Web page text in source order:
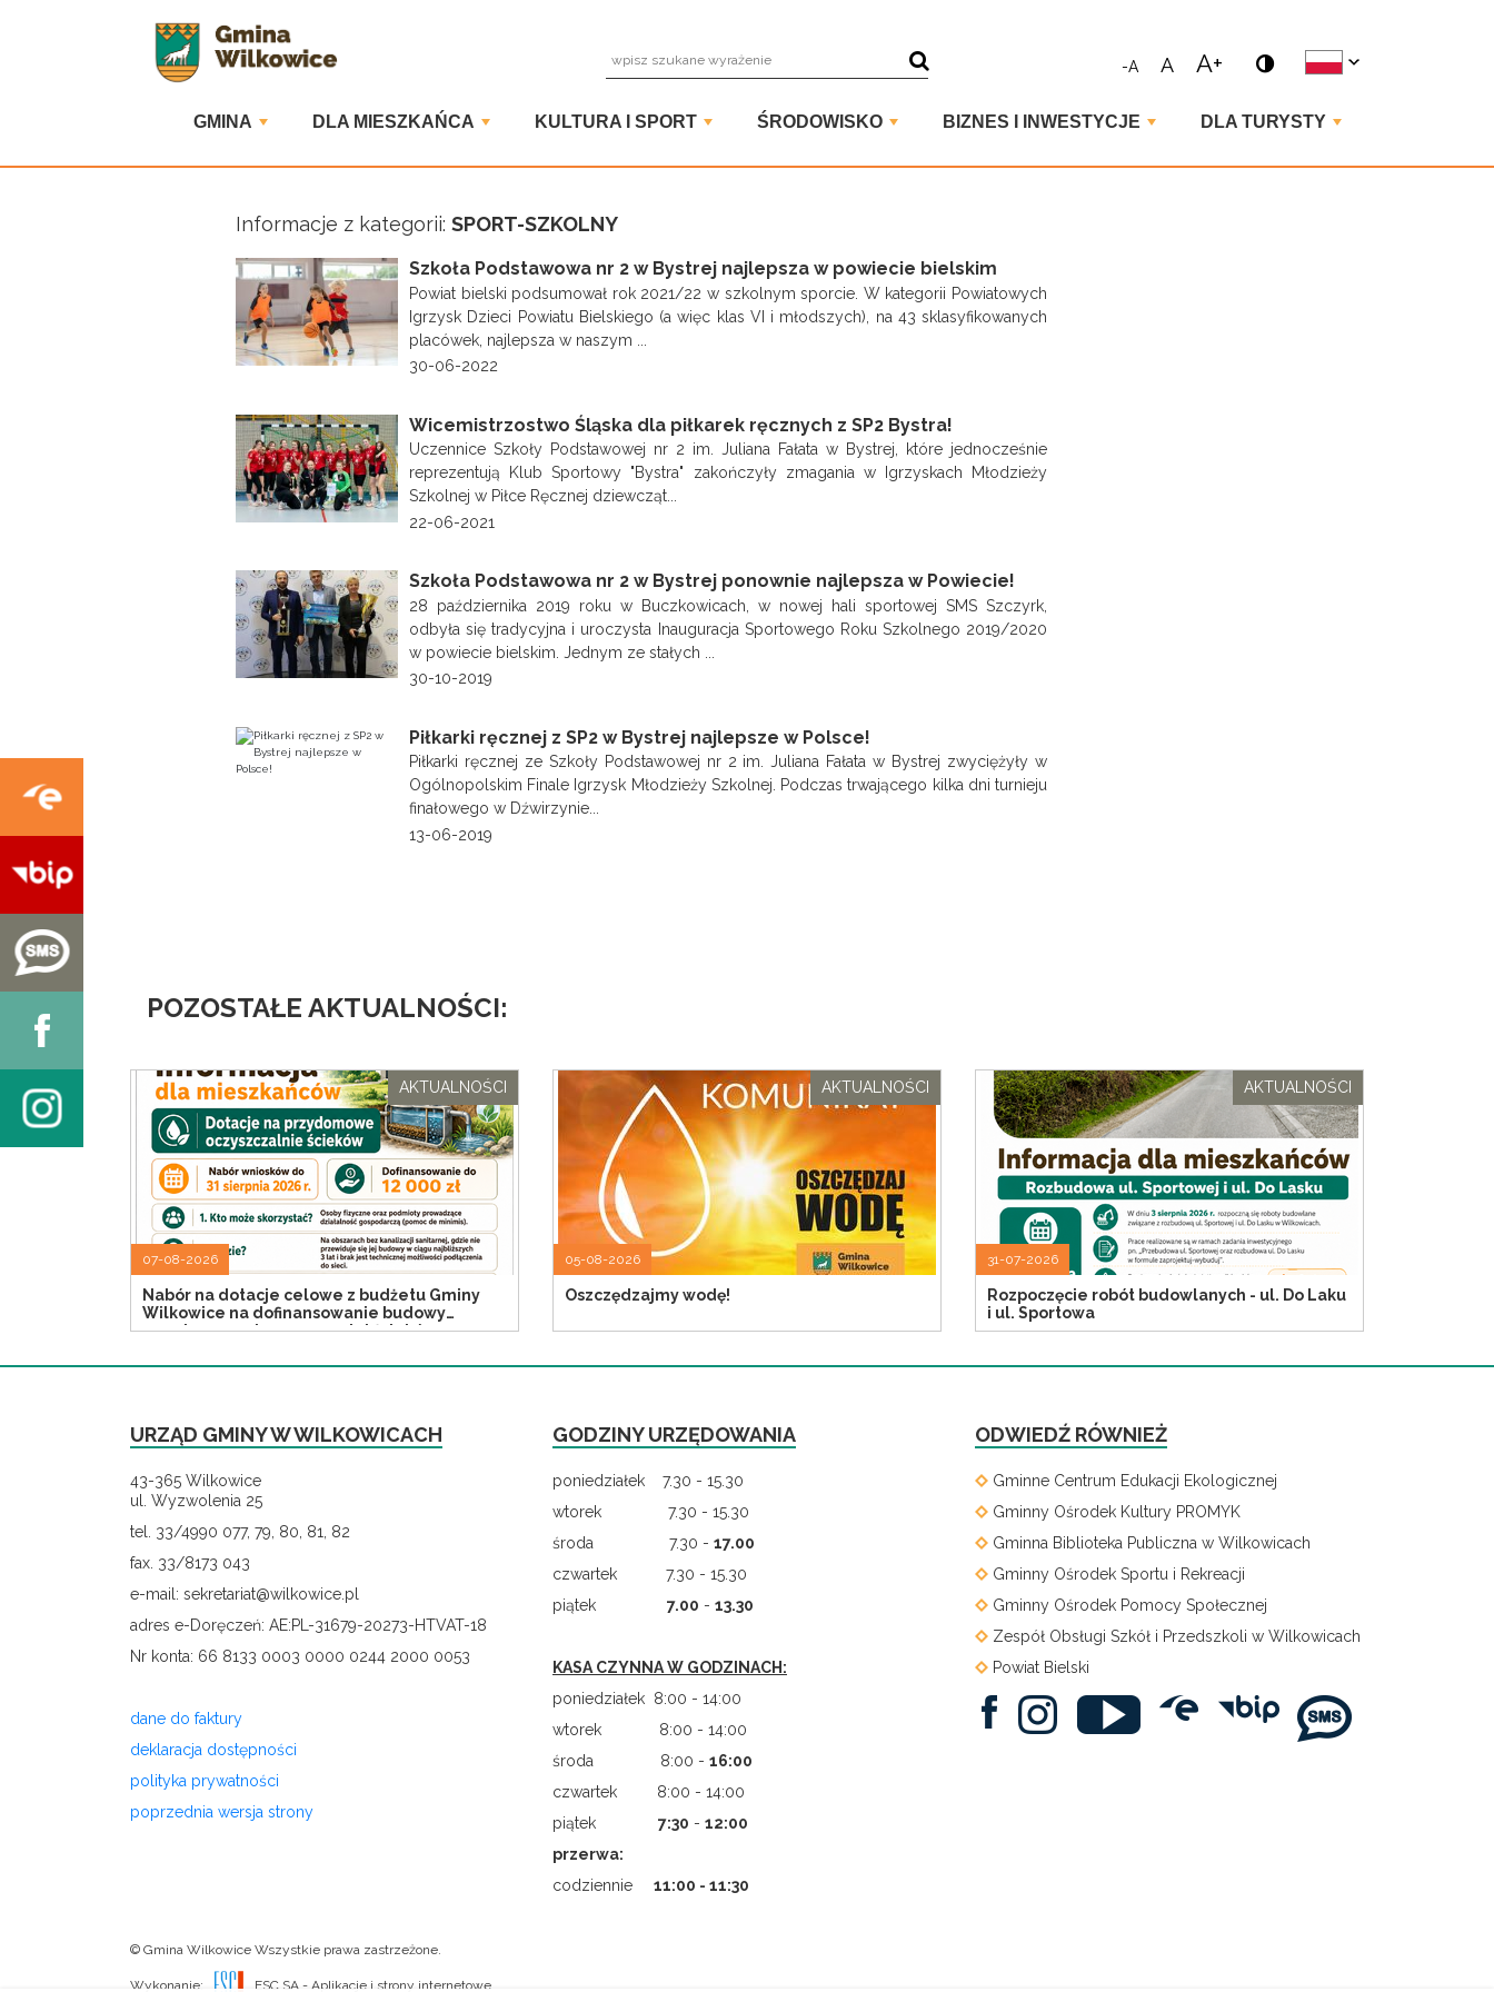
-A A A+
GMINA DLA MIESZKAŃCA KULTURA I SPORT ŚRODOWISKO BIZNES I INWESTYCJE DLA TURYSTY
Informacje z kategorii: SPORT-SZKOLNY
Szkoła Podstawowa nr 2 w Bystrej najlepsza w powiecie bielskim
Powiat bielski podsumował rok 2021/22 w szkolnym sporcie. W kategorii Powiatowych
Igrzysk Dzieci Powiatu Bielskiego (a więc klas VI i młodszych), na 43 sklasyfikowanych
placówek, najlepsza w naszym ...
30-06-2022
Wicemistrzostwo Śląska dla piłkarek ręcznych z SP2 Bystra!
Uczennice Szkoły Podstawowej nr 2 im. Juliana Fałata w Bystrej, które jednocześnie
reprezentują Klub Sportowy "Bystra" zakończyły zmagania w Igrzyskach Młodzieży
Szkolnej w Piłce Ręcznej dziewcząt...
22-06-2021
Szkoła Podstawowa nr 2 w Bystrej ponownie najlepsza w Powiecie!
28 października 2019 roku w Buczkowicach, w nowej hali sportowej SMS Szczyrk,
odbyła się tradycyjna i uroczysta Inauguracja Sportowego Roku Szkolnego 2019/2020
w powiecie bielskim. Jednym ze stałych ...
30-10-2019
Piłkarki ręcznej z SP2 w Bystrej najlepsze w Polsce!
Piłkarki ręcznej ze Szkoły Podstawowej nr 2 im. Juliana Fałata w Bystrej zwyciężyły w
Ogólnopolskim Finale Igrzysk Młodzieży Szkolnej. Podczas trwającego kilka dni turnieju
finałowego w Dźwirzynie...
13-06-2019
POZOSTAŁE AKTUALNOŚCI:
07-08-2026
Nabór na dotacje celowe z budżetu Gminy
Wilkowice na dofinansowanie budowy
przydomowych oczyszczalni ścieków
AKTUALNOŚCI
05-08-2026
Oszczędzajmy wodę!
AKTUALNOŚCI
31-07-2026
Rozpoczęcie robót budowlanych - ul. Do Laku
i ul. Sportowa
AKTUALNOŚCI
URZĄD GMINY W WILKOWICACH
43-365 Wilkowice
ul. Wyzwolenia 25
tel. 33/4990 077, 79, 80, 81, 82
fax. 33/8173 043
e-mail: sekretariat@wilkowice.pl
adres e-Doręczeń: AE:PL-31679-20273-HTVAT-18
Nr konta: 66 8133 0003 0000 0244 2000 0053
dane do faktury
deklaracja dostępności
polityka prywatności
poprzednia wersja strony
GODZINY URZĘDOWANIA
poniedziałek 7.30 - 15.30
wtorek 7.30 - 15.30
środa 7.30 - 17.00
czwartek 7.30 - 15.30
piątek 7.00 - 13.30
KASA CZYNNA W GODZINACH:
poniedziałek 8:00 - 14:00
wtorek 8:00 - 14:00
środa 8:00 - 16:00
czwartek 8:00 - 14:00
piątek 7:30 - 12:00
przerwa:
codziennie
11:00 - 11:30
ODWIEDŹ RÓWNIEŻ
Gminne Centrum Edukacji Ekologicznej
Gminny Ośrodek Kultury PROMYK
Gminna Biblioteka Publiczna w Wilkowicach
Gminny Ośrodek Sportu i Rekreacji
Gminny Ośrodek Pomocy Społecznej
Zespół Obsługi Szkół i Przedszkoli w Wilkowicach
Powiat Bielski
© Gmina Wilkowice Wszystkie prawa zastrzeżone.
Wykonanie: ESC SA- Aplikacje i strony internetowe